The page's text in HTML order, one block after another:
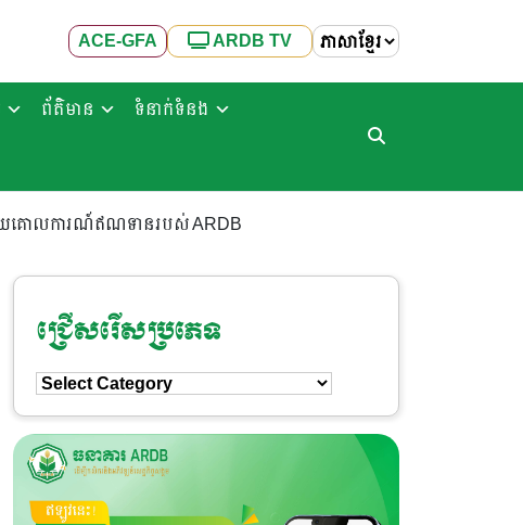
ACE-GFA ARDB TV
ព័ត៌មាន ទំនាក់ទំនង
គោលការណ៍ឥណទានរបស់ ARDB
ជ្រើសរើសប្រភេទ
ជ្រើសរើស
ប្រភេទ